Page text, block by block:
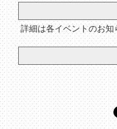
詳細は各イベントのお